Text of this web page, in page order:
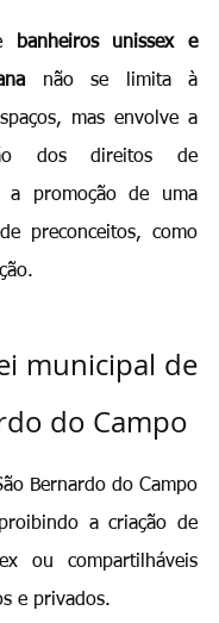
banheiros unissex e
não se limita à
mas envolve a
dos direitos de
a promoção de uma
preconceitos, como
municipal de
do Campo
Bernardo do Campo
a criação de
ou compartilháveis
e privados.